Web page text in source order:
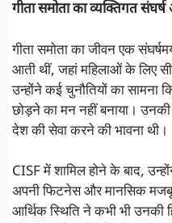
गीता समोता का व्यक्तिगत संघर्ष
गीता समोता का जीवन एक
आती थीं, जहां महिलाओं के लिए
उन्होंने कई चुनौतियों का सामना
छोड़ने का मन नहीं बनाया।
देश की सेवा करने की भावना थी।
CISF में शामिल होने के बाद,
अपनी फिटनेस और मानसिक
आर्थिक स्थिति ने कभी भी उनकी